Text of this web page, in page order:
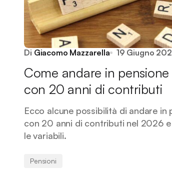
Di Giacomo Mazzarella 19 Giugno
Come andare in pensione
con 20 anni di contributi
Ecco alcune possibilità di andare in
con 20 anni di contributi nel 2026
le variabili.
Pensioni